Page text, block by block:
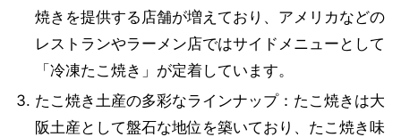
焼きを提供する店舗が増えており、アメリカなどの
レストランやラーメン店ではサイドメニューとして
「冷凍たこ焼き」が定着しています。
たこ焼き土産の多彩なラインナップ：たこ焼きは大
阪土産として盤石な地位を築いており、たこ焼き味